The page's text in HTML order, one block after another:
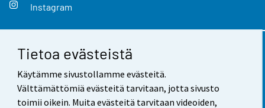
Tietoa evästeistä
Käytämme sivustollamme evästeitä.
Välttämättömiä evästeitä tarvitaan, jotta sivusto
toimii oikein. Muita evästeitä tarvitaan videoiden,
Instagram
Yhteystiedot
Palaute
Käyttöehdot